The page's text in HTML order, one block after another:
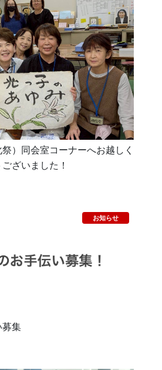
）同会室コーナーへお越しく
ざいました！
募集